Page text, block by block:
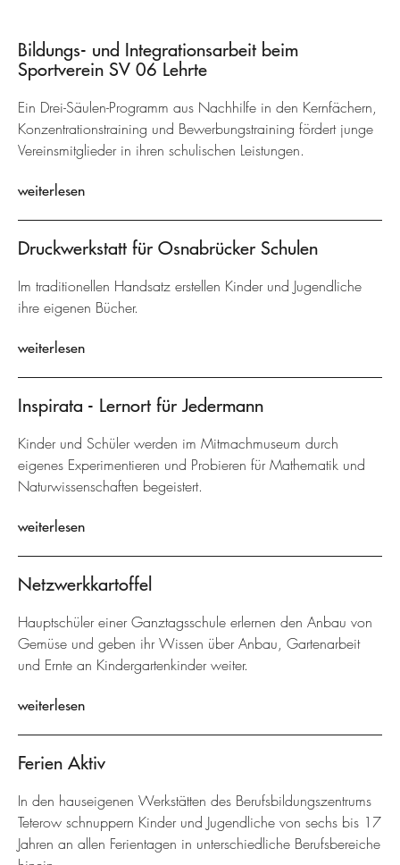
Bildungs- und Integrationsarbeit beim
Sportverein SV 06 Lehrte
Ein Drei-Säulen-Programm aus Nachhilfe in den Kernfächern,
Konzentrationstraining und Bewerbungstraining fördert junge
Vereinsmitglieder in ihren schulischen Leistungen.
weiterlesen
Druckwerkstatt für Osnabrücker Schulen
Im traditionellen Handsatz erstellen Kinder und Jugendliche
ihre eigenen Bücher.
weiterlesen
Inspirata - Lernort für Jedermann
Kinder und Schüler werden im Mitmachmuseum durch
eigenes Experimentieren und Probieren für Mathematik und
Naturwissenschaften begeistert.
weiterlesen
Netzwerkkartoffel
Hauptschüler einer Ganztagsschule erlernen den Anbau von
Gemüse und geben ihr Wissen über Anbau, Gartenarbeit
und Ernte an Kindergartenkinder weiter.
weiterlesen
Ferien Aktiv
In den hauseigenen Werkstätten des Berufsbildungszentrums
Teterow schnuppern Kinder und Jugendliche von sechs bis 17
Jahren an allen Ferientagen in unterschiedliche Berufsbereiche